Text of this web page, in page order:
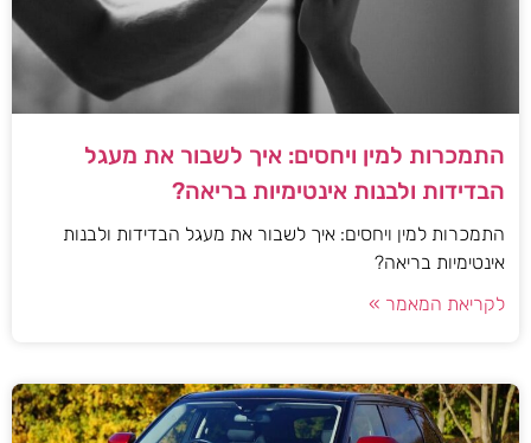
התמכרות למין ויחסים: איך לשבור את מעגל
הבדידות ולבנות אינטימיות בריאה?
התמכרות למין ויחסים: איך לשבור את מעגל הבדידות ולבנות
אינטימיות בריאה?
לקריאת המאמר »